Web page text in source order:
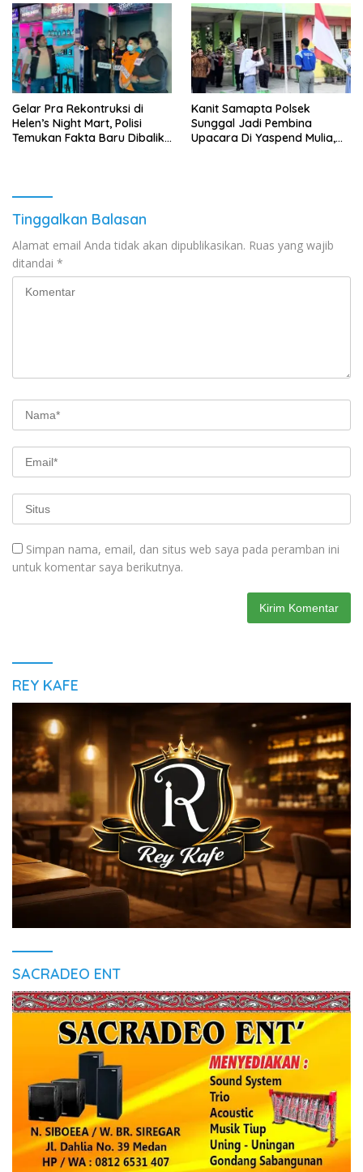
Gelar Pra Rekontruksi di
Helen’s Night Mart, Polisi
Temukan Fakta Baru Dibalik
Kanit Samapta Polsek
Sunggal Jadi Pembina
Upacara Di Yaspend Mulia,
Tinggalkan Balasan
Alamat email Anda tidak akan dipublikasikan. Ruas yang wajib
ditandai *
Simpan nama, email, dan situs web saya pada peramban ini
untuk komentar saya berikutnya.
REY KAFE
SACRADEO ENT